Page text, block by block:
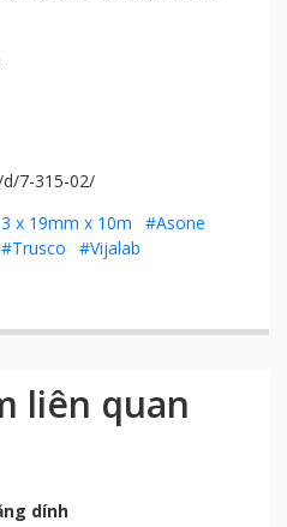
7-315-02/
x 19mm x 10m
#Asone
#Trusco #Vijalab
liên quan
dính